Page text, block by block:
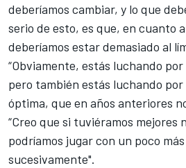
deberíamos cambiar, y lo que
serio de esto, es que, en cuanto
deberíamos estar demasiado al
“Obviamente, estás luchando
pero también estás luchando
óptima, que en años anteriores
“Creo que si tuviéramos mejores
podríamos jugar con un poco
sucesivamente".